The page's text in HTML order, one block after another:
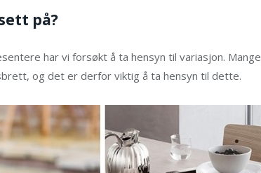
på?
har vi forsøkt å ta hensyn til variasjon. Mange
og det er derfor viktig å ta hensyn til dette.